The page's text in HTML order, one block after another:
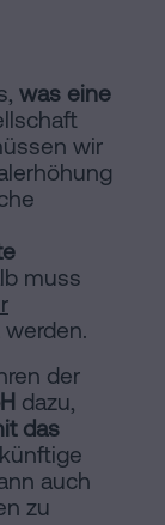
was eine
wir
muss
der
dazu,
das
auch
zu